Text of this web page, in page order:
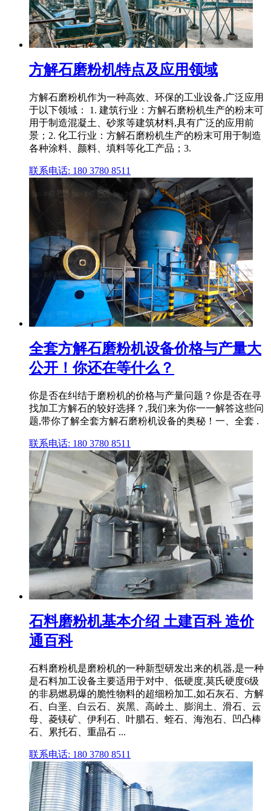
方解石磨粉机特点及应用领域
方解石磨粉机作为一种高效、环保的工业设备,广泛应用
于以下领域： 1. 建筑行业：方解石磨粉机生产的粉末可
用于制造混凝土、砂浆等建筑材料,具有广泛的应用前
景；2. 化工行业：方解石磨粉机生产的粉末可用于制造
各种涂料、颜料、填料等化工产品；3.
联系电话: 180 3780 8511
全套方解石磨粉机设备价格与产量大
公开！你还在等什么？
你是否在纠结于磨粉机的价格与产量问题？你是否在寻
找加工方解石的较好选择？,我们来为你一一解答这些问
题,带你了解全套方解石磨粉机设备的奥秘！一、全套 .
联系电话: 180 3780 8511
石料磨粉机基本介绍 土建百科 造价
通百科
石料磨粉机是磨粉机的一种新型研发出来的机器,是一种
是石料加工设备主要适用于对中、低硬度,莫氏硬度6级
的非易燃易爆的脆性物料的超细粉加工,如石灰石、方解
石、白垩、白云石、炭黑、高岭土、膨润土、滑石、云
母、菱镁矿、伊利石、叶腊石、蛭石、海泡石、凹凸棒
石、累托石、重晶石 ...
联系电话: 180 3780 8511